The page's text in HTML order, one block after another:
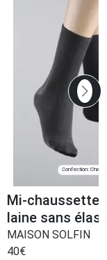
Confection:
Mi-
laine sans
MAISON SOLFIN
40€